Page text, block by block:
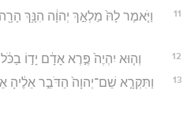
11
וַיֹּ֤אמֶר לָהּ֙ מַלְאַ֣ךְ יְהוָ֔ה הִנָּ֥ךְ
12 וְה֤וּא יִהְיֶה֙ פֶּ֣רֶא אָדָ֔ם יָד֣וֹ בַכֹּ֔ל
13
וַתִּקְרָ֤א שֵׁם־יְהוָה֙ הַדֹּבֵ֣ר אֵלֶ֔יהָ